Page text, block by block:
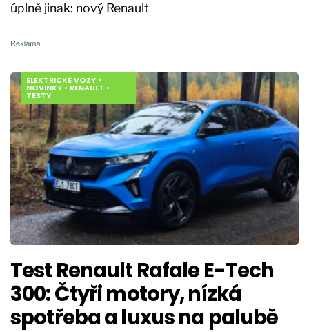
úplně jinak: nový Renault
ELEKTRICKÉ VOZY •
NOVINKY • RENAULT •
TESTY
Test Renault Rafale E-Tech
300: Čtyři motory, nízká
spotřeba a luxus na palubě